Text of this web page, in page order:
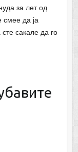
за лет од
смее да ја
сакале да го